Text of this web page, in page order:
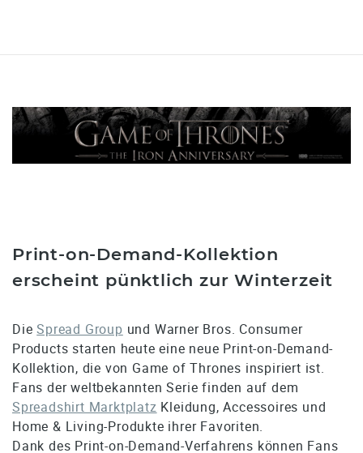
Print-on-Demand-Kollektion
erscheint pünktlich zur Winterzeit
DieSpread Group und Warner Bros. Consumer
Products starten heute eine neue Print-on-Demand-
Kollektion, die von Game of Thrones inspiriert ist.
Fans der weltbekannten Serie finden auf dem
Spreadshirt Marktplatz Kleidung, Accessoires und
Home & Living-Produkte ihrer Favoriten.
Dank des Print-on-Demand-Verfahrens können Fans